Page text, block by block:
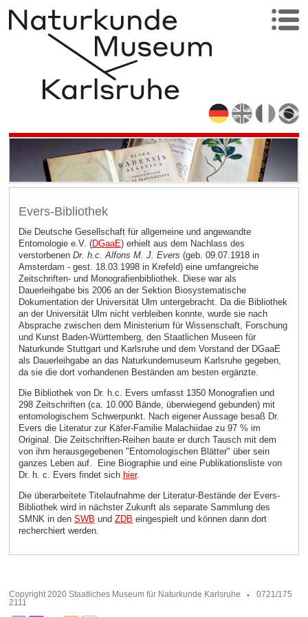
Evers-Bibliothek
Die Deutsche Gesellschaft für allgemeine und angewandte
Entomologie e.V. (DGaaE)erhielt aus dem Nachlass des
verstorbenen Dr. h.c. Alfons M. J. Evers (geb. 09.07.1918 in
Amsterdam - gest. 18.03.1998 in Krefeld) eine umfangreiche
Zeitschriften- und Monografienbibliothek. Diese war als
Dauerleihgabe bis 2006 an der Sektion Biosystematische
Dokumentation der Universität Ulm untergebracht. Da die Bibliothek
an der Universität Ulm nicht verbleiben konnte, wurde sie nach
Absprache zwischen dem Ministerium für Wissenschaft, Forschung
und Kunst Baden-Württemberg, den Staatlichen Museen für
Naturkunde Stuttgart und Karlsruhe und dem Vorstand der DGaaE
als Dauerleihgabe an das Naturkundemuseum Karlsruhe gegeben,
da sie die dort vorhandenen Beständen am besten ergänzte.
Die Bibliothek von Dr. h.c. Evers umfasst 1350 Monografien und
298 Zeitschriften (ca. 10.000 Bände, überwiegend gebunden) mit
entomologischem Schwerpunkt. Nach eigener Aussage besaß Dr.
Evers die Literatur zur Käfer-Familie Malachiidae zu 97 % im
Original. Die Zeitschriften-Reihen baute er durch Tausch mit dem
von ihm herausgegebenen "Entomologischen Blätter" über sein
ganzes Leben auf. Eine Biographie und eine Publikationsliste von
Dr. h. c. Evers findet sich hier.
Die überarbeitete Titelaufnahme der Literatur-Bestände der Evers-
Bibliothek wird in nächster Zukunft als separate Sammlung des
SMNK in den SWB und ZDB eingespielt und können dann dort
recherchiert werden.
Copyright 2020 Staatliches Museum für Naturkunde Karlsruhe
0721/175
2111